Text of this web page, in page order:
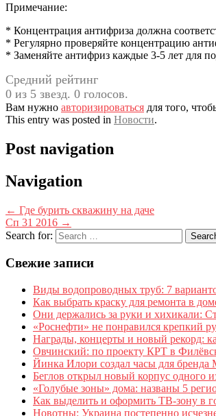
Примечание:
* Концентрация антифриза должна
* Регулярно проверяйте концентрацию
* Заменяйте антифриз каждые 3-5 лет для
Средний рейтинг
0 из 5 звезд. 0 голосов.
Вам нужно авторизироваться для того,
This entry was posted in Новости.
Post navigation
Navigation
← Где бурить скважину на даче
Сп 31 2016 →
Search for:
Свежие записи
Виды водопроводных труб: 7
Как выбрать краску для ремонта в
Они держались за руки и хихикали:
«Роснефти» не понравился крепкий
Награды, концерты и новый рекорд:
Овчинский: по проекту КРТ в
Йинка Илори создал часы для бренда
Беглов открыл новый корпус одного
«Голубые зоны» дома: названы 5
Как выделить и оформить ТВ-зону в
Новотны: Украина постепенно